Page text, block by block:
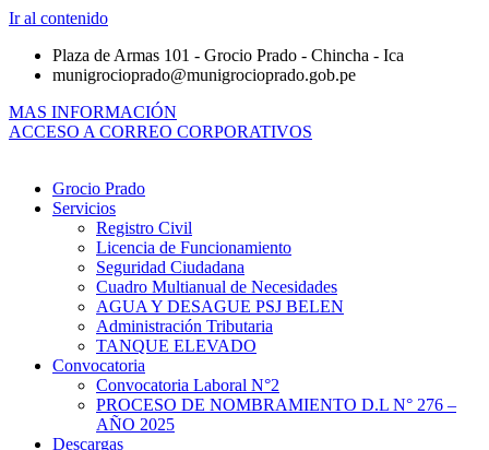
Ir al contenido
Plaza de Armas 101 - Grocio Prado - Chincha - Ica
munigrocioprado@munigrocioprado.gob.pe
MAS INFORMACIÓN
ACCESO A CORREO CORPORATIVOS
Grocio Prado
Servicios
Registro Civil
Licencia de Funcionamiento
Seguridad Ciudadana
Cuadro Multianual de Necesidades
AGUA Y DESAGUE PSJ BELEN
Administración Tributaria
TANQUE ELEVADO
Convocatoria
Convocatoria Laboral N°2
PROCESO DE NOMBRAMIENTO D.L N° 276 –
AÑO 2025
Descargas